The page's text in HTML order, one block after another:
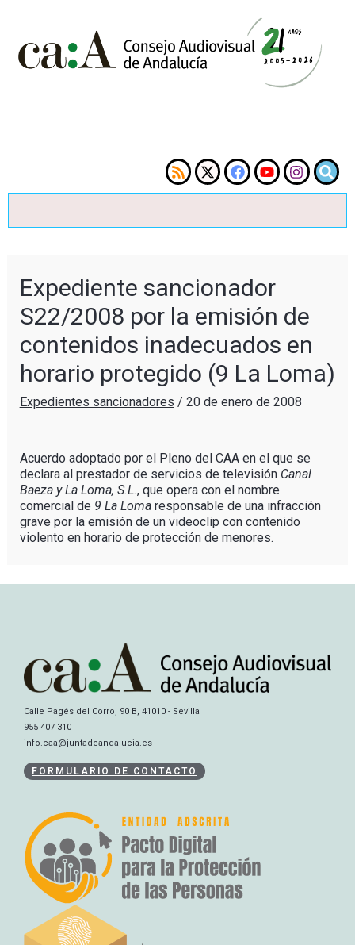
Expediente sancionador
S22/2008 por la emisión de
contenidos inadecuados en
horario protegido (9 La Loma)
Expedientes sancionadores / 20 de enero de 2008
Acuerdo adoptado por el Pleno del CAA en el que se
declara al prestador de servicios de televisión Canal
Baeza y La Loma, S.L., que opera con el nombre
comercial de 9 La Lomaresponsable de una infracción
grave por la emisión de un videoclip con contenido
violento en horario de protección de menores.
Calle Pagés del Corro, 90 B, 41010 - Sevilla
955 407 310
info.caa@juntadeandalucia.es
FORMULARIO DE CONTACTO